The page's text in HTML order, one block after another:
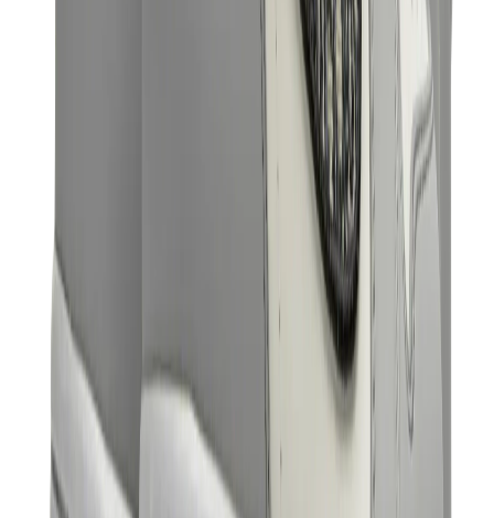
قبعات وكاب
كاب كروم هارتس
View All قبعات وكاب